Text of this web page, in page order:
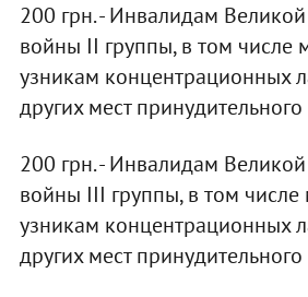
200 грн. - Инвалидам
войны II группы, в том числе
узникам концентрационных
других мест
200 грн. - Инвалидам
войны III группы, в том
узникам концентрационных
других мест